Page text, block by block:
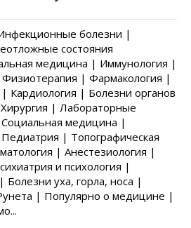
болезни |
состояния
медицина | Иммунология |
| Фармакология |
Кардиология | Болезни органов
| Лабораторные
медицина |
| Топографическая
| Анестезиология |
и психология |
Болезни уха, горла, носа |
| Популярно о медицине |